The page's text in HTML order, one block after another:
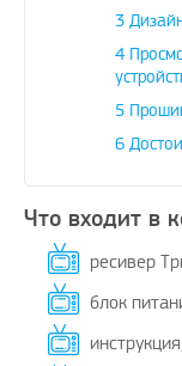
10.3.2021
3
4
5
6
Что входит в
ресивер
блок